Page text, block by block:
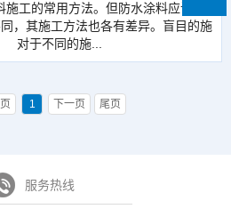
工的常用方法。但防水涂料应该如
，其施工方法也各有差异。盲目的施
于不同的施...
1 下一页 尾页
服务热线